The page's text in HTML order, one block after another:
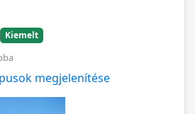
Kiemelt
megjelenítése